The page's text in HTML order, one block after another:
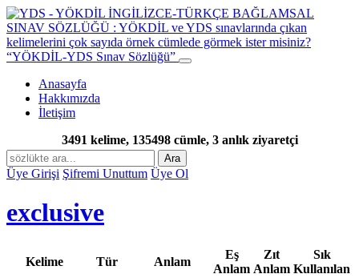
“YÖKDİL-YDS Sınav Sözlüğü”
Anasayfa
Hakkımızda
İletişim
3491 kelime, 135498 cümle, 3 anlık ziyaretçi
Ara
Üye Girişi Şifremi Unuttum Üye Ol
exclusive
Kelime Tür Anlam
Eş
Anlam
Zıt
Anlam
Sık
Kullanılan